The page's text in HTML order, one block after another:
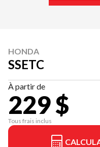
HONDA
SSETC
À partir de
229 $
Tous frais inclus